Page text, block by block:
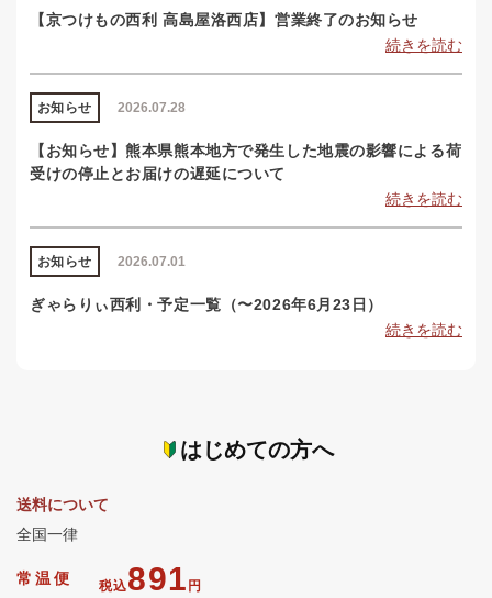
【京つけもの西利 高島屋洛西店】営業終了のお知らせ
続きを読む
2026.07.28
お知らせ
【お知らせ】熊本県熊本地方で発生した地震の影響による荷
受けの停止とお届けの遅延について
続きを読む
2026.07.01
お知らせ
ぎゃらりぃ西利・予定一覧（〜2026年6月23日）
続きを読む
はじめての方へ
送料について
全国一律
常温便 税込891 円